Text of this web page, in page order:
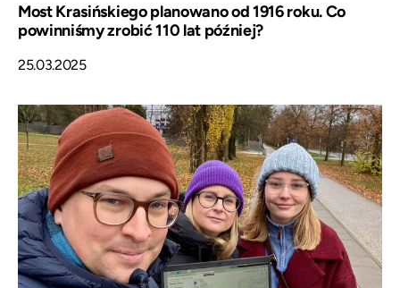
Most Krasińskiego planowano od 1916 roku. Co
powinniśmy zrobić 110 lat później?
25.03.2025